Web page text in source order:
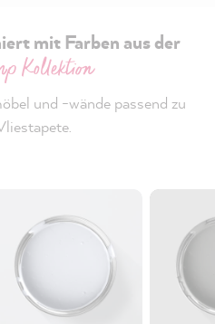
mit Farben aus der
Kollektion
und -wände passend zu